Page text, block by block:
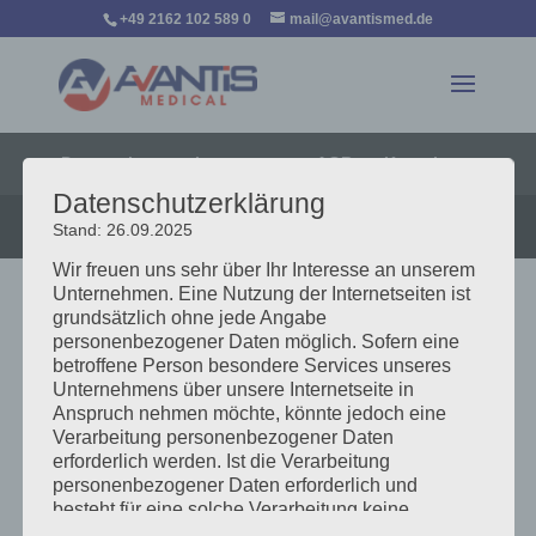
+49 2162 102 589 0 mail@avantismed.de
Datenschutz Impressum AGB Kontakt
Copyright © 2016-2024 AVANTIS medical GmbH
Datenschutzerklärung
Stand: 26.09.2025
Wir freuen uns sehr über Ihr Interesse an unserem
Unternehmen. Eine Nutzung der Internetseiten ist
grundsätzlich ohne jede Angabe
personenbezogener Daten möglich. Sofern eine
betroffene Person besondere Services unseres
Unternehmens über unsere Internetseite in
Anspruch nehmen möchte, könnte jedoch eine
Verarbeitung personenbezogener Daten
erforderlich werden. Ist die Verarbeitung
personenbezogener Daten erforderlich und
besteht für eine solche Verarbeitung keine